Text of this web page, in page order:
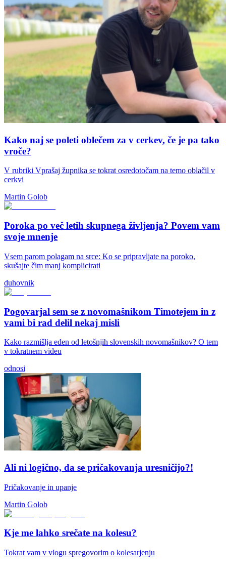
Kako naj se poleti oblečem za v cerkev, če je pa tako
vroče?
V rubriki Vprašaj župnika se tokrat osredotočam na temo oblačil v
cerkvi
Martin Golob
Poroka po več letih skupnega življenja? Povem vam
svoje mnenje
Vsem parom polagam na srce: Ko se pripravljate na poroko,
skušajte čim manj komplicirati
duhovnik
Pogovarjal sem se z novomašnikom Timotejem in z
vami bi rad delil nekaj misli
Kako razmišlja eden od letošnjih slovenskih novomašnikov? O tem
v tokratnem videu
odnosi
Ali ni logično, da se pričakovanja uresničijo?!
Pričakovanje in upanje
Martin Golob
Kje me lahko srečate na kolesu?
Tokrat vam v vlogu spregovorim o kolesarjenju